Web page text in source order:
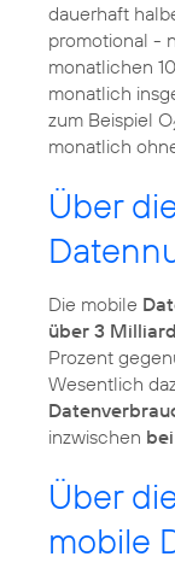
dauerhaft
promotional -
monatlichen
monatlich
zum Beispiel O
monatlich
Über
Die mobile
über 3
Prozent
Wesentlich
inzwischen
Über
mobile